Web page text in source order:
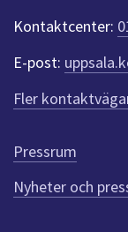
t
e
r
f
ö
r
e
n
n
a
Kontaktcenter:
E-post:
Fler
Pressrum
Nyheter och